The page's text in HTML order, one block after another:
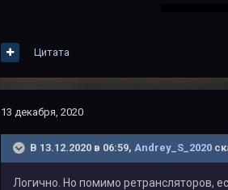
Цитата
13 декабря, 2020
В 13.12.2020 в 06:59, Andrey_S_2020
Логично. Но помимо ретрансляторов,